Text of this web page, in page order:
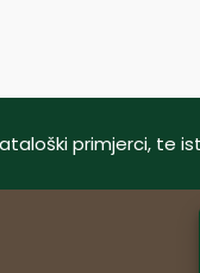
primjerci, te